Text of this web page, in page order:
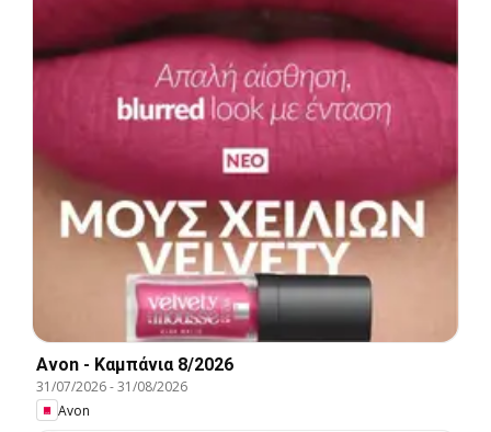
Avon - Καμπάνια 8/2026
31/07/2026-31/08/2026
Avon